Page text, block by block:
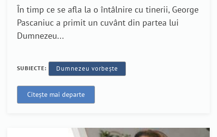
În timp ce se afla la o întâlnire cu tinerii, George
Pascaniuc a primit un cuvânt din partea lui
Dumnezeu...
SUBIECTE: Dumnezeu vorbește
Citește mai departe